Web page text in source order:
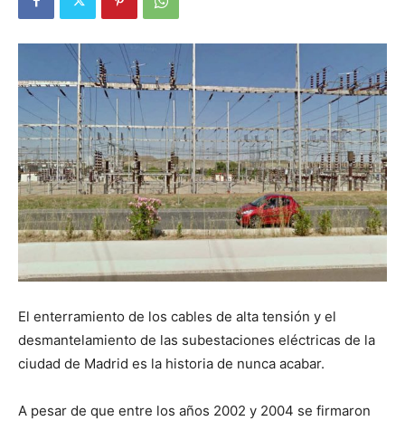
Butarque
El enterramiento de los cables de alta tensión y el
desmantelamiento de las subestaciones eléctricas de la
ciudad de Madrid es la historia de nunca acabar.
A pesar de que entre los años 2002 y 2004 se firmaron